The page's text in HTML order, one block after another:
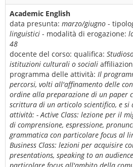
Academic English
data presunta: marzo/giugno -
linguistici - modalità di erogazione:
48
docente del corso: qualifica:
istituzioni culturali o sociali
programma delle attività: Il
percorsi, volti all'affinamento delle
ordine alla preparazione di un paper
scrittura di un articolo scientifico, e si
attività: - Active Class: lezione per il
di comprensione, espressione,
grammatica con particolare focus al
Business Class: lezioni per acquisire
presentations, speaking to an